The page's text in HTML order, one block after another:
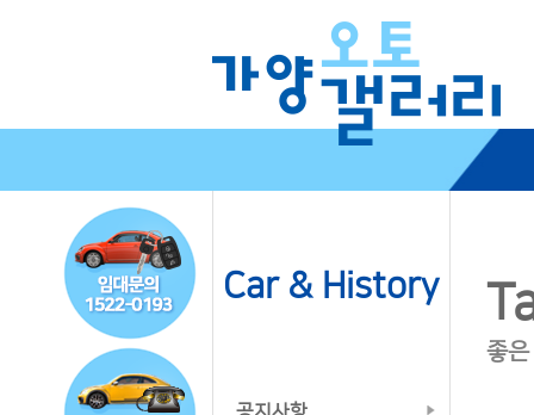
Car & History
좋